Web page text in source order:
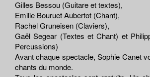
Gilles Bessou (Guitare et textes),
Emilie Bouruet Aubertot (Chant),
Rachel Gruneisen (Claviers),
Gaël Segear (Textes et Chant) et
Percussions)
Avant chaque spectacle, Sophie Canet
chants du monde.